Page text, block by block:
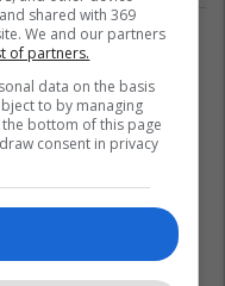
shared with 369
We and our partners
of partners.
data on the basis
to by managing
bottom of this page
consent in privacy